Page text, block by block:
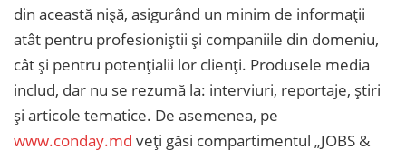
din această nișă, asigurând un minim de informații
atât pentru profesioniștii și companiile din domeniu,
cât și pentru potențialii lor clienți. Produsele media
includ, dar nu se rezumă la: interviuri, reportaje, știri
și articole tematice. De asemenea, pe
www.conday.md veți găsi compartimentul „JOBS &